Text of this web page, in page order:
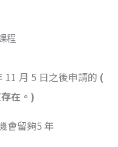
程
11 月 5 日之後申請的 (
在。)
會留夠5 年